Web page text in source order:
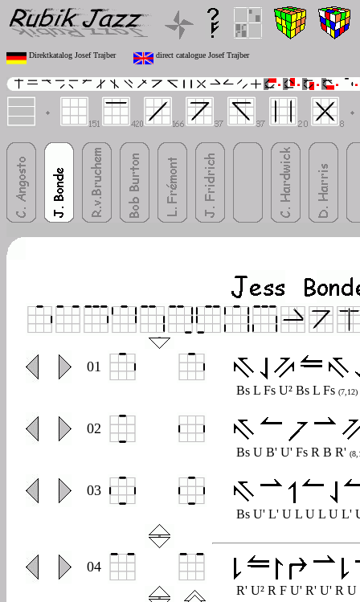
Direktkatalog Josef Trajber direct catalogue Josef Trajber
01
Bs L Fs U² Bs L Fs (7,12)
02
Bs U B' U' Fs R B R'
03
Bs U' L' U L U L U L'
04
R' U² R F U' R' U' R